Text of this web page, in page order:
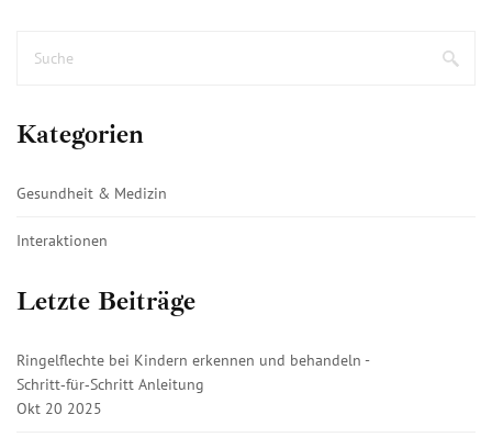
Kategorien
Gesundheit & Medizin
Interaktionen
Letzte Beiträge
Ringelflechte bei Kindern erkennen und behandeln -
Schritt‑für‑Schritt Anleitung
Okt 20 2025